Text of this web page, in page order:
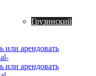
Грузинский